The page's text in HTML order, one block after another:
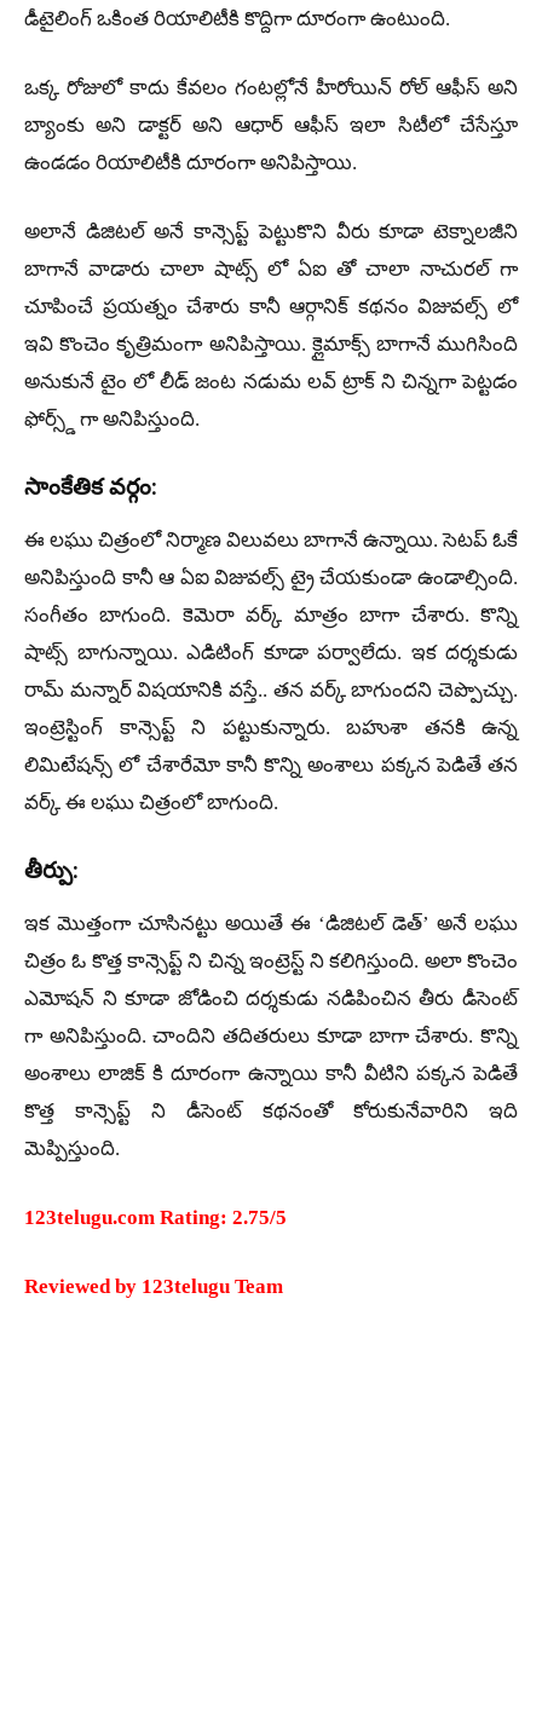
డీటైలింగ్ ఒకింత రియాలిటీకి కొద్దిగా దూరంగా ఉంటుంది.
ఒక్క రోజులో కాదు కేవలం గంటల్లోనే హీరోయిన్ రోల్ ఆఫీస్ అని
బ్యాంకు అని డాక్టర్ అని ఆధార్ ఆఫీస్ ఇలా సిటీలో చేసేస్తూ
ఉండడం రియాలిటీకి దూరంగా అనిపిస్తాయి.
అలానే డిజిటల్ అనే కాన్సెప్ట్ పెట్టుకొని వీరు కూడా టెక్నాలజీని
బాగానే వాడారు చాలా షాట్స్ లో ఏఐ తో చాలా నాచురల్ గా
చూపించే ప్రయత్నం చేశారు కానీ ఆర్గానిక్ కథనం విజువల్స్ లో
ఇవి కొంచెం కృత్రిమంగా అనిపిస్తాయి. క్లైమాక్స్ బాగానే ముగిసింది
అనుకునే టైం లో లీడ్ జంట నడుమ లవ్ ట్రాక్ ని చిన్నగా పెట్టడం
ఫోర్స్డ్ గా అనిపిస్తుంది.
సాంకేతిక వర్గం:
ఈ లఘు చిత్రంలో నిర్మాణ విలువలు బాగానే ఉన్నాయి. సెటప్ ఓకే
అనిపిస్తుంది కానీ ఆ ఏఐ విజువల్స్ ట్రై చేయకుండా ఉండాల్సింది.
సంగీతం బాగుంది. కెమెరా వర్క్ మాత్రం బాగా చేశారు. కొన్ని
షాట్స్ బాగున్నాయి. ఎడిటింగ్ కూడా పర్వాలేదు. ఇక దర్శకుడు
రామ్ మన్నార్ విషయానికి వస్తే.. తన వర్క్ బాగుందని చెప్పొచ్చు.
ఇంట్రెస్టింగ్ కాన్సెప్ట్ ని పట్టుకున్నారు. బహుశా తనకి ఉన్న
లిమిటేషన్స్ లో చేశారేమో కానీ కొన్ని అంశాలు పక్కన పెడితే తన
వర్క్ ఈ లఘు చిత్రంలో బాగుంది.
తీర్పు:
ఇక మొత్తంగా చూసినట్టు అయితే ఈ ‘డిజిటల్ డెత్’ అనే లఘు
చిత్రం ఓ కొత్త కాన్సెప్ట్ ని చిన్న ఇంట్రెస్ట్ ని కలిగిస్తుంది. అలా కొంచెం
ఎమోషన్ ని కూడా జోడించి దర్శకుడు నడిపించిన తీరు డీసెంట్
గా అనిపిస్తుంది. చాందిని తదితరులు కూడా బాగా చేశారు. కొన్ని
అంశాలు లాజిక్ కి దూరంగా ఉన్నాయి కానీ వీటిని పక్కన పెడితే
కొత్త కాన్సెప్ట్ ని డీసెంట్ కథనంతో కోరుకునేవారిని ఇది
మెప్పిస్తుంది.
123telugu.com Rating: 2.75/5
Reviewed by 123telugu Team